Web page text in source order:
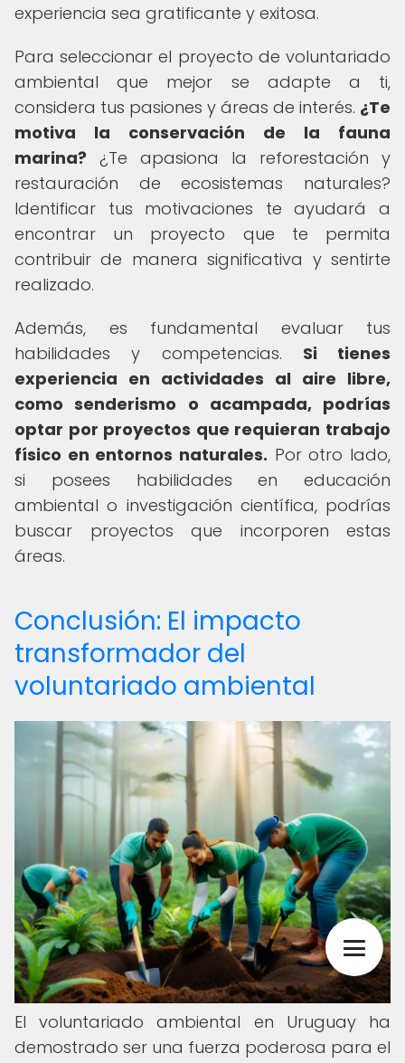
experiencia sea gratificante y exitosa.
Para seleccionar el proyecto de voluntariado
ambiental que mejor se adapte a ti,
considera tus pasiones y áreas de interés. ¿Te
motiva la conservación de la fauna
marina? ¿Te apasiona la reforestación y
restauración de ecosistemas naturales?
Identificar tus motivaciones te ayudará a
encontrar un proyecto que te permita
contribuir de manera significativa y sentirte
realizado.
Además, es fundamental evaluar tus
habilidades y competencias. Si tienes
experiencia en actividades al aire libre,
como senderismo o acampada, podrías
optar por proyectos que requieran trabajo
físico en entornos naturales. Por otro lado,
si posees habilidades en educación
ambiental o investigación científica, podrías
buscar proyectos que incorporen estas
áreas.
Conclusión: El impacto
transformador del
voluntariado ambiental
El voluntariado ambiental en Uruguay ha
demostrado ser una fuerza poderosa para el